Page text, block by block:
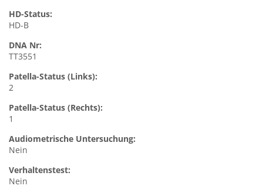
HD-Status:
HD-B
DNA Nr:
TT3551
Patella-Status (Links):
2
Patella-Status (Rechts):
1
Audiometrische Untersuchung:
Nein
Verhaltenstest:
Nein